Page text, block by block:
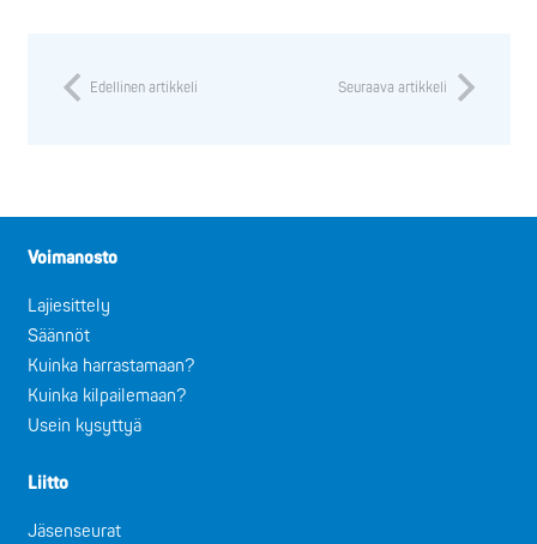
Edellinen artikkeli Seuraava artikkeli
Voimanosto
Lajiesittely
Säännöt
Kuinka harrastamaan?
Kuinka kilpailemaan?
Usein kysyttyä
Liitto
Jäsenseurat